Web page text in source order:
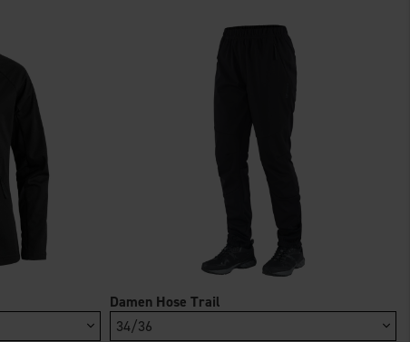
Damen Hose Trail
34/36